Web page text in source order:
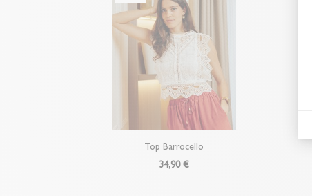
Top Barrocello
34,90 €